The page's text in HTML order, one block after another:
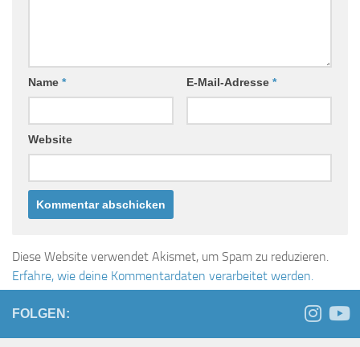
Name * E-Mail-Adresse *
Website
Diese Website verwendet Akismet, um Spam zu reduzieren.
Erfahre, wie deine Kommentardaten verarbeitet werden.
FOLGEN: